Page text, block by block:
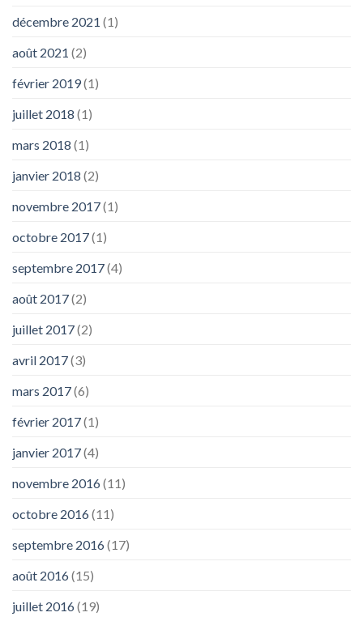
décembre 2021 (1)
août 2021 (2)
février 2019(1)
juillet 2018 (1)
mars 2018 (1)
janvier 2018 (2)
novembre 2017(1)
octobre 2017(1)
septembre 2017(4)
août 2017(2)
juillet 2017(2)
avril 2017(3)
mars 2017(6)
février 2017(1)
janvier 2017(4)
novembre 2016(11)
octobre 2016(11)
septembre 2016(17)
août 2016(15)
juillet 2016(19)